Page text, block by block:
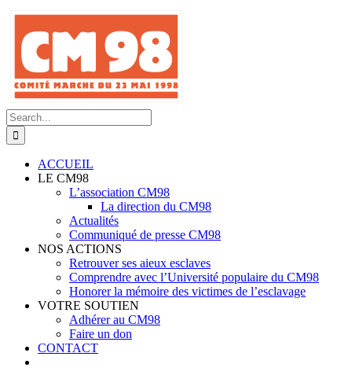
Skip
content
Search
for:
ACCUEIL
LE CM98
L’association CM98
La direction du CM98
Actualités
Communiqué de presse CM98
NOS ACTIONS
Retrouver ses aieux esclaves
Comprendre avec l’Université populaire du CM98
Honorer la mémoire des victimes de l’esclavage
VOTRE SOUTIEN
Adhérer au CM98
Faire un don
CONTACT